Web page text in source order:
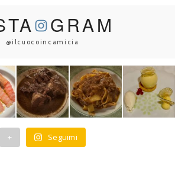
GRAM
@ilcuocoincamicia
+ Seguimi